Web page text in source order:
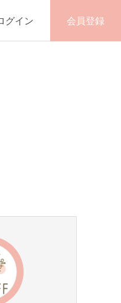
グイン 会員登録